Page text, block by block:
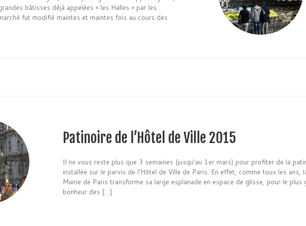
bâtisses déjà appelées « les Halles » par les
fut modifié maintes et maintes fois au cours des
Patinoire de l’Hôtel de Ville 2015
Il ne vous reste plus que 3 semaines (jusqu’au 1er mars) pour profiter de la
installée sur le parvis de l’Hôtel de Ville de Paris. En effet, comme tous les ans,
Mairie de Paris transforme sa large esplanade en espace de glisse, pour le plus
bonheur des […]